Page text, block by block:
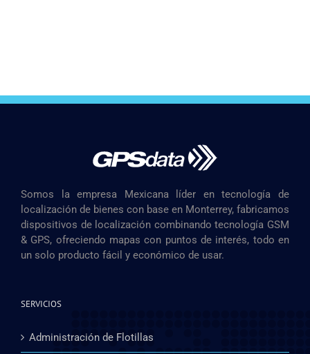
Somos la empresa Mexicana líder en tecnología de
localización de bienes con base en Monterrey, fabricamos
dispositivos de localización combinando tecnología GSM
& GPS, ofreciendo mapas con puntos de interés, todo en
un solo producto fácil y económico de usar.
SERVICIOS
Administración de Flotillas